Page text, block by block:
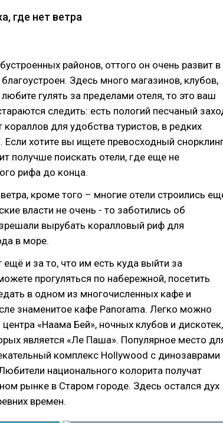
где нет ветра
районов, оттого он очень развит в
Здесь много магазинов, клубов,
гулять за пределами отеля, то это ваш
следить: есть пологий песчаный
для удобства туристов, в редких
Если хотите вы ищете превосходный
получше поискать отели, где еще не
рифа до конца.
кроме того – многие отели строились
власти не очень - то заботились об
вырубать коралловый риф для
в море.
ещё и за то, что им есть куда выйти за
прогуляться по набережной, посетить
в одном из многочисленных кафе и
знаменитое кафе Panorama. Легко можно
«Наама Бей», ночных клубов и дискотек,
является «Ле Паша». Популярное место
комплекс Hollywood c динозаврами
национального колорита получат
рынке в Старом городе. Здесь остался дух
времен.